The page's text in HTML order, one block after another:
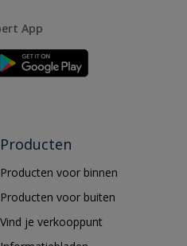
App
Producten
Producten voor binnen
Producten voor buiten
Vind je verkooppunt